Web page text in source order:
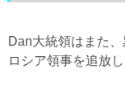
Dan大統領はまた
ロシア領事を追放